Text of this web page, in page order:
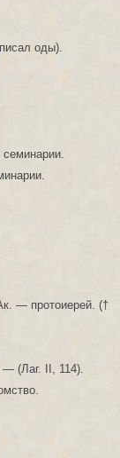
оды).
— протоиерей. (†
— (Лаг. II, 114).